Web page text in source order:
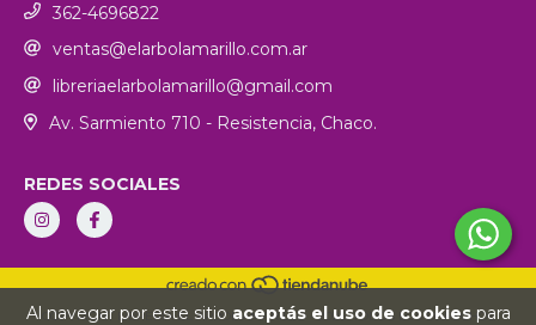
Al navegar por este sitio aceptás el uso de cookiespara
362-4696822
ventas@elarbolamarillo.com.ar
libreriaelarbolamarillo@gmail.com
Av. Sarmiento 710 - Resistencia, Chaco.
REDES SOCIALES
COPYRIGHT LIBRERÍA EL ÁRBOL AMARILLO - 2026. TODOS LOS DERECHOS